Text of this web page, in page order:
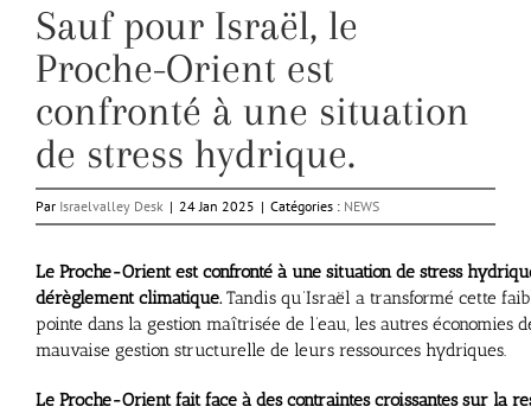
Sauf pour Israël, le
Proche-Orient est
confronté à une situation
de stress hydrique.
Par Israelvalley Desk | 24 Jan 2025 | Catégories : NEWS
Le Proche-Orient est confronté à une situation de stress
dérèglement climatique. Tandis qu’Israël a transformé cette
pointe dans la gestion maîtrisée de l’eau, les autres économies
mauvaise gestion structurelle de leurs ressources hydriques.
Le Proche-Orient fait face à des contraintes croissantes sur la